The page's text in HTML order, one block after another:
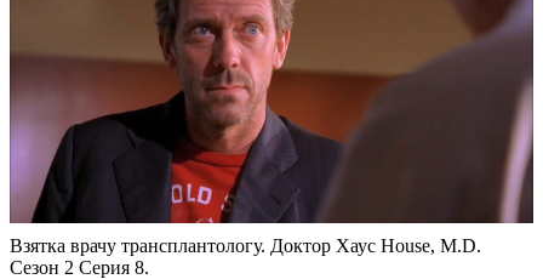
Взятка врачу трансплантологу. Доктор Хаус House, M.D.
Сезон 2 Серия 8.